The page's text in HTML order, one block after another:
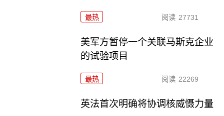
最热 阅读 27731
美军方暂停一个关联马斯克企业
的试验项目
最热 阅读 22269
英法首次明确将协调核威慑力量